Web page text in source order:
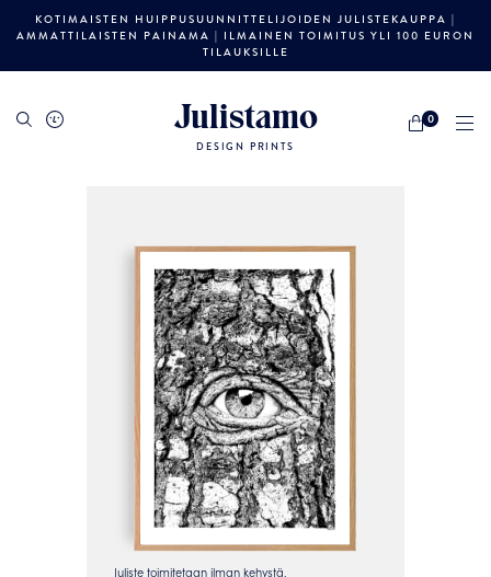
KOTIMAISTEN HUIPPUSUUNNITTELIJOIDEN JULISTEKAUPPA |
AMMATTILAISTEN PAINAMA | ILMAINEN TOIMITUS YLI 100 EURON
TILAUKSILLE
Julistamo
DESIGN PRINTS
0